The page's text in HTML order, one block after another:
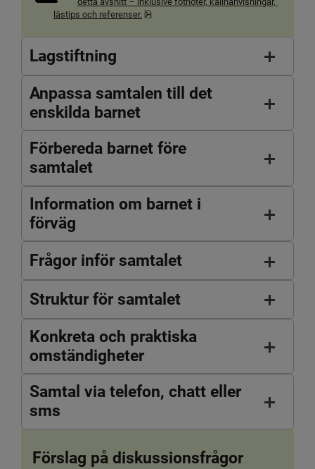
lästips och referenser.
pdf, 238.1 kB, öppnas i nytt fönster.
Lagstiftning
Anpassa samtalen till det
enskilda barnet
Förbereda barnet före
samtalet
Information om barnet i
förväg
Frågor inför samtalet
Struktur för samtalet
Konkreta och praktiska
omständigheter
Samtal via telefon, chatt eller
sms
Förslag på diskussionsfrågor